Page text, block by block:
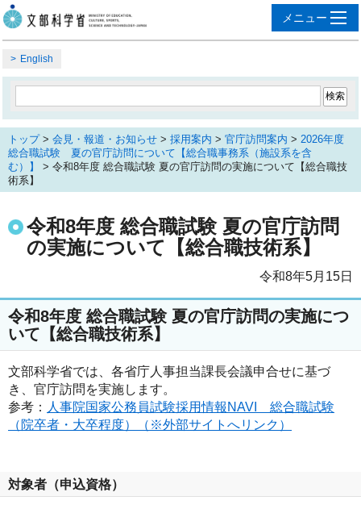
English
トップ> 会見・報道・お知らせ > 採用案内 > 官庁訪問案内 > 2026年度
総合職試験 夏の官庁訪問について【総合職事務系（施設系を含
む）】
> 令和8年度 総合職試験 夏の官庁訪問の実施について【総合職技
術系】
令和8年度 総合職試験 夏の官庁訪問
の実施について【総合職技術系】
令和8年5月15日
令和8年度 総合職試験 夏の官庁訪問の実施につ
いて【総合職技術系】
文部科学省では、各省庁人事担当課長会議申合せに基づ
き、官庁訪問を実施します。
参考： 人事院国家公務員試験採用情報NAVI 総合職試験
（院卒者・大卒程度）（※外部サイトへリンク）
対象者（申込資格）